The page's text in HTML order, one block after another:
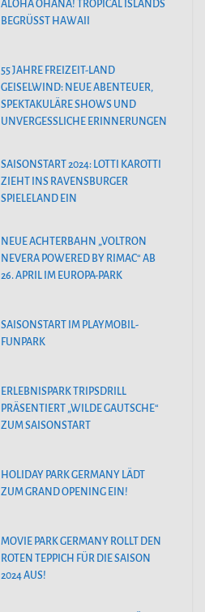
ALOHA OHANA! TROPICAL ISLANDS
BEGRÜSST HAWAII
55 JAHRE FREIZEIT-LAND
GEISELWIND: NEUE ABENTEUER,
SPEKTAKULÄRE SHOWS UND
UNVERGESSLICHE ERINNERUNGEN
SAISONSTART 2024: LOTTI KAROTTI
ZIEHT INS RAVENSBURGER
SPIELELAND EIN
NEUE ACHTERBAHN „VOLTRON
NEVERA POWERED BY RIMAC“ AB
26. APRIL IM EUROPA-PARK
SAISONSTART IM PLAYMOBIL-
FUNPARK
ERLEBNISPARK TRIPSDRILL
PRÄSENTIERT „WILDE GAUTSCHE“
ZUM SAISONSTART
HOLIDAY PARK GERMANY LÄDT
ZUM GRAND OPENING EIN!
MOVIE PARK GERMANY ROLLT DEN
ROTEN TEPPICH FÜR DIE SAISON
2024 AUS!